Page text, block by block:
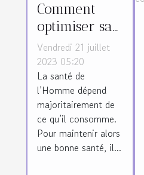
Comment
optimiser sa
santé avec
une
meilleure
alimentation
?
Vendredi 21 juillet
2023 05:20
La santé de
l’Homme dépend
majoritairement de
ce qu’il consomme.
Pour maintenir alors
une bonne santé, il...